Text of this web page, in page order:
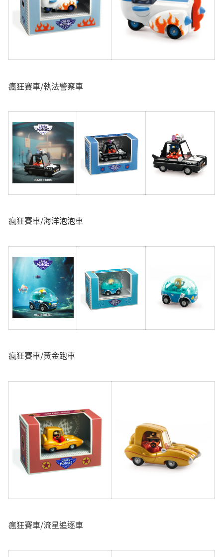
瘋狂賽車/執法警察車
瘋狂賽車/海洋泡泡車
瘋狂賽車/黃金跑車
瘋狂賽車/流星追逐車